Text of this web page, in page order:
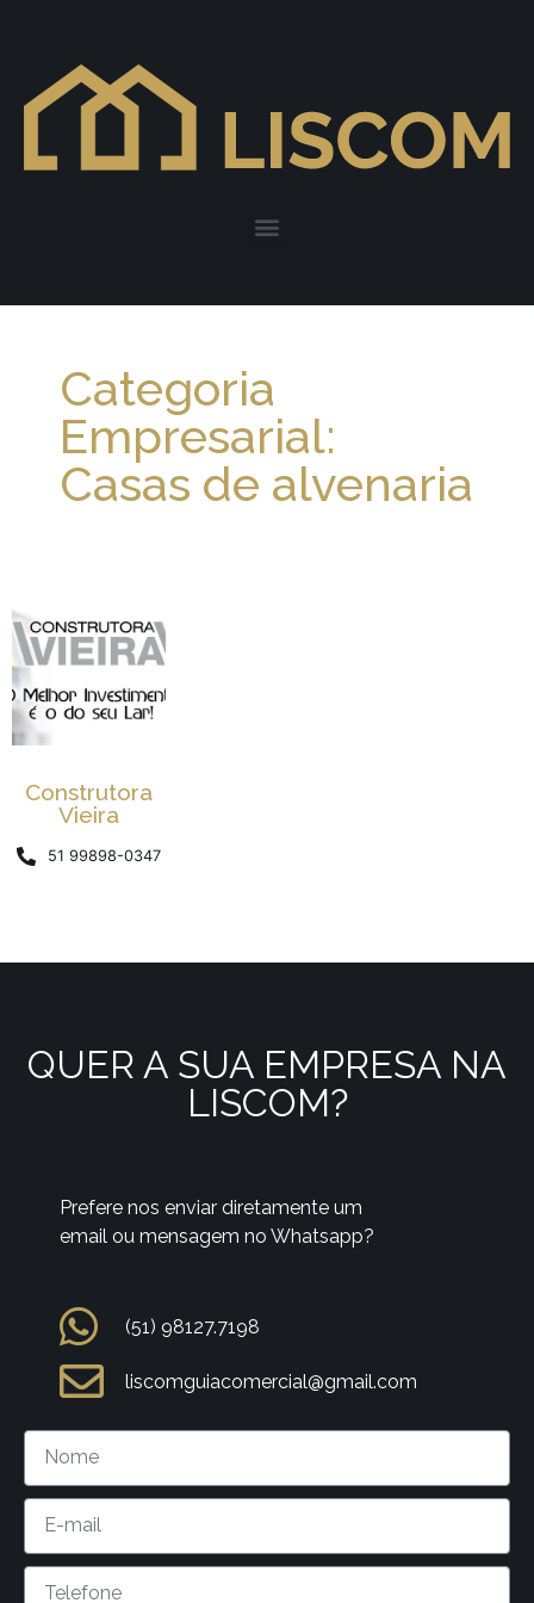
Categoria
Empresarial:
Casas de alvenaria
Construtora
Vieira
51 99898-0347
QUER A SUA EMPRESA NA
LISCOM?
Prefere nos enviar diretamente um
email ou mensagem no Whatsapp?
(51) 98127.7198
liscomguiacomercial@gmail.com